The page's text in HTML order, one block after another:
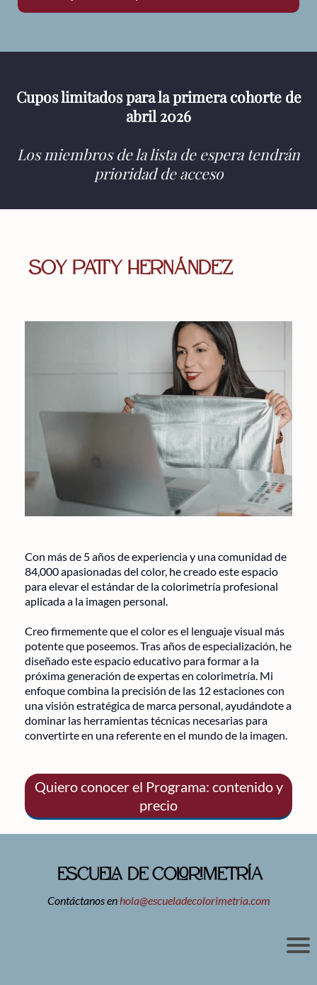
Cupos limitados para la primera cohorte de
abril 2026
Los miembros de la lista de espera tendrán
prioridad de acceso
Soy Patty Hernández
Con más de 5 años de experiencia y una comunidad de
84,000 apasionadas del color, he creado este espacio
para elevar el estándar de la colorimetría profesional
aplicada a la imagen personal.
Creo firmemente que el color es el lenguaje visual más
potente que poseemos. Tras años de especialización, he
diseñado este espacio educativo para formar a la
próxima generación de expertas en colorimetría. Mi
enfoque combina la precisión de las 12 estaciones con
una visión estratégica de marca personal, ayudándote a
dominar las herramientas técnicas necesarias para
convertirte en una referente en el mundo de la imagen.
Quiero conocer el Programa: contenido y
precio
ESCUELA DE COLORIMETRÍA
Contáctanos enhola@escueladecolorimetria.com